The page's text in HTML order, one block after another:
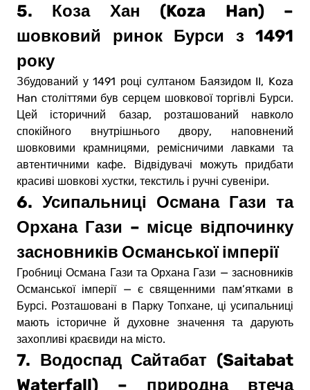
5. Коза Хан (Koza Han) –
шовковий ринок Бурси з 1491
року
Збудований у 1491 році султаном Баязидом II, Koza
Han століттями був серцем шовкової торгівлі Бурси.
Цей історичний базар, розташований навколо
спокійного внутрішнього двору, наповнений
шовковими крамницями, ремісничими лавками та
автентичними кафе. Відвідувачі можуть придбати
красиві шовкові хустки, текстиль і ручні сувеніри.
6. Усипальниці Османа Гази та
Орхана Гази – місце відпочинку
засновників Османської імперії
Гробниці Османа Гази та Орхана Гази — засновників
Османської імперії — є священними пам’ятками в
Бурсі. Розташовані в Парку Топхане, ці усипальниці
мають історичне й духовне значення та дарують
захопливі краєвиди на місто.
7. Водоспад Сайтабат (Saitabat
Waterfall) – природна втеча